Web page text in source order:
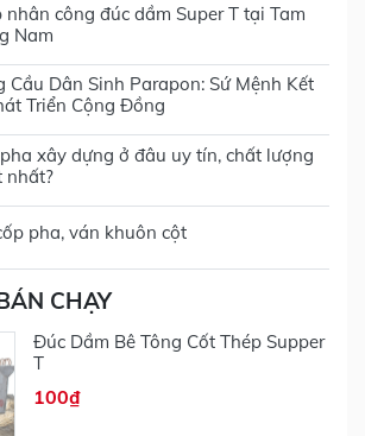
nhân công đúc dầm Super T tại Tam
Nam
Cầu Dân Sinh Parapon: Sứ Mệnh Kết
Triển Cộng Đồng
xây dựng ở đâu uy tín, chất lượng
nhất?
pha, ván khuôn cột
CHẠY
Đúc Dầm Bê Tông Cốt Thép Supper
T
100₫